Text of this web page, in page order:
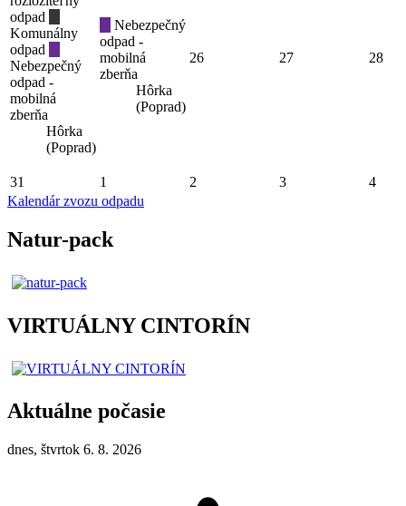
odpad
Komunálny
odpad
Nebezpečný
odpad -
mobilná
zberňa
Hôrka
(Poprad)
Nebezpečný
odpad -
mobilná
zberňa
Hôrka
(Poprad)
26 27 28
31 1 2 3
4
Kalendár zvozu odpadu
Natur-pack
VIRTUÁLNY CINTORÍN
Aktuálne počasie
dnes, štvrtok 6. 8. 2026